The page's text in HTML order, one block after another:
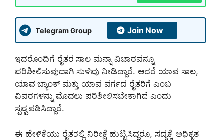
Telegram Group Join Now
ಇದರೊಂದಿಗೆ ರೈತರ ಸಾಲ ಮನ್ನಾ ವಿಚಾರವನ್ನೂ
ಪರಿಶೀಲಿಸುವುದಾಗಿ ಸುಳಿವು ನೀಡಿದ್ದಾರೆ. ಆದರೆ ಯಾವ ಸಾಲ,
ಯಾವ ಬ್ಯಾಂಕ್ ಮತ್ತು ಯಾವ ವರ್ಗದ ರೈತರಿಗೆ ಎಂಬ
ವಿವರಗಳನ್ನು ಮೊದಲು ಪರಿಶೀಲಿಸಬೇಕಾಗಿದೆ ಎಂದು
ಸ್ಪಷ್ಟಪಡಿಸಿದ್ದಾರೆ.
ಈ ಹೇಳಿಕೆಯು ರೈತರಲ್ಲಿ ನಿರೀಕ್ಷೆ ಹುಟ್ಟಿಸಿದ್ದರೂ, ಸದ್ಯಕ್ಕೆ ಅಧಿಕೃತ